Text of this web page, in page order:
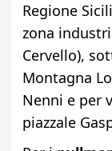
Regione
zona
Cervello),
Montagna
Nenni e per
piazzale